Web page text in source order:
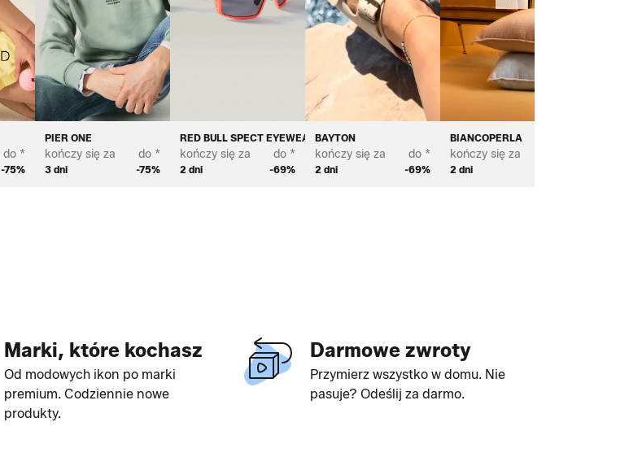
do *
-75%
PIER ONE
kończy się za
3 dni
do *
-75%
RED BULL SPECT EYEWEAR
kończy się za
2 dni
do *
-69%
BAYTON
kończy się za
2 dni
do *
-69%
BIANCOPERLA
kończy się za
2 dni
Marki, które kochasz
Od modowych ikon po marki
premium. Codziennie nowe
produkty.
Darmowe zwroty
Przymierz wszystko w domu. Nie
pasuje? Odeślij za darmo.